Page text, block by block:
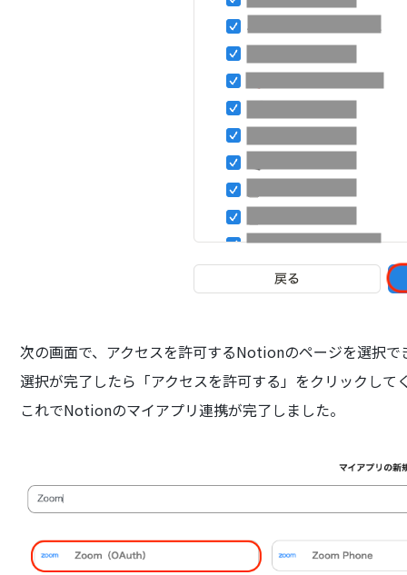
次の画面で、アクセスを許可するNotionのページを選択で
選択が完了したら「アクセスを許可する」をクリックして
これでNotionのマイアプリ連携が完了しました。